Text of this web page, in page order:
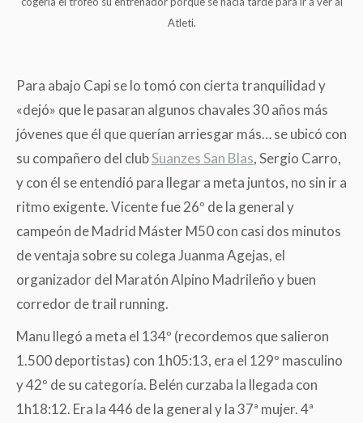
Atleti.
Para abajo Capi se lo tomó con cierta tranquilidad y
«dejó» que le pasaran algunos chavales 30 años más
jóvenes que él que querían arriesgar más… se ubicó con
su compañero del clubSuanzes San Blas, Sergio Carro,
y con él se entendió para llegar a meta juntos, no sin ir a
ritmo exigente. Vicente fue 26º de la general y
campeón de Madrid Máster M50 con casi dos minutos
de ventaja sobre su colega Juanma Agejas, el
organizador del Maratón Alpino Madrileño y buen
corredor de trail running.
Manu llegó a meta el 134º (recordemos que salieron
1.500 deportistas) con 1h05:13, era el 129º masculino
y 42º de su categoría. Belén curzaba la llegada con
1h18:12. Era la 446 de la general y la 37ª mujer. 4ª